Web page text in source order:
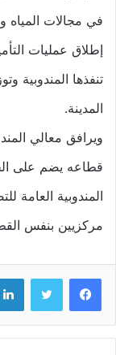
في مجالات المياه
إطلاق عمليات
تنفذها المندوبية
المدينة.
ويرافق معالي
قطاعه يضم على
المندوبية العامة
مركزيين بنفس
فيسبوك تويتر